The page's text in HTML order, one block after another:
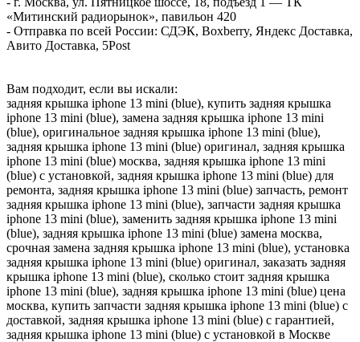
«Митинский радиорынок», павильон 420
- Отправка по всей России: СДЭК, Boxberry, Яндекс Доставка,
Авито Доставка, 5Post
Вам подходит, если вы искали:
задняя крышка iphone 13 mini (blue), купить задняя крышка
iphone 13 mini (blue), замена задняя крышка iphone 13 mini
(blue), оригинальное задняя крышка iphone 13 mini (blue),
задняя крышка iphone 13 mini (blue) оригинал, задняя крышка
iphone 13 mini (blue) москва, задняя крышка iphone 13 mini
(blue) с установкой, задняя крышка iphone 13 mini (blue) для
ремонта, задняя крышка iphone 13 mini (blue) запчасть, ремонт
задняя крышка iphone 13 mini (blue), запчасти задняя крышка
iphone 13 mini (blue), заменить задняя крышка iphone 13 mini
(blue), задняя крышка iphone 13 mini (blue) замена москва,
срочная замена задняя крышка iphone 13 mini (blue), установка
задняя крышка iphone 13 mini (blue) оригинал, заказать задняя
крышка iphone 13 mini (blue), сколько стоит задняя крышка
iphone 13 mini (blue), задняя крышка iphone 13 mini (blue) цена
москва, купить запчасти задняя крышка iphone 13 mini (blue) с
доставкой, задняя крышка iphone 13 mini (blue) с гарантией,
задняя крышка iphone 13 mini (blue) с установкой в Москве